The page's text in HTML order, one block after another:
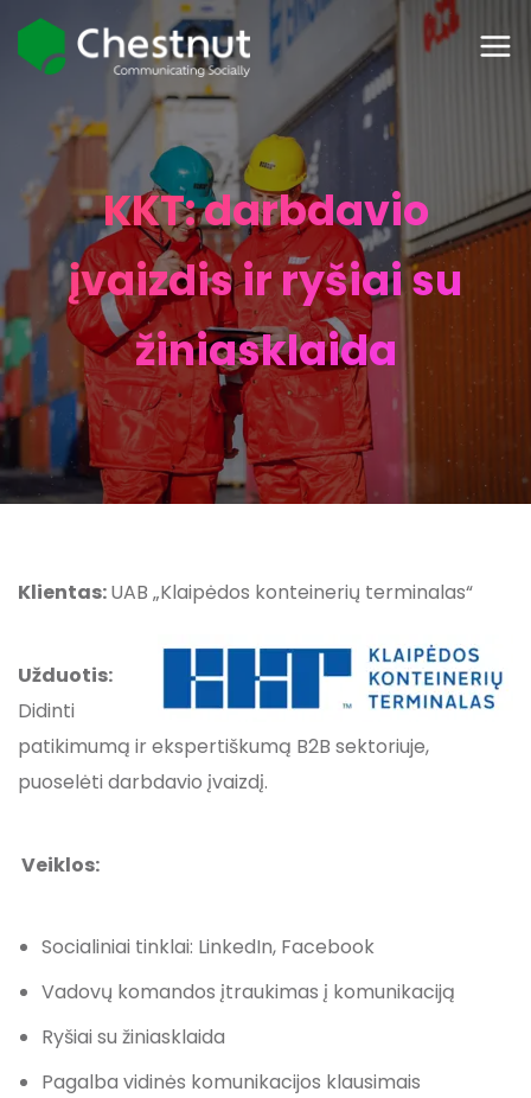
KKT: darbdavio
įvaizdis ir ryšiai su
žiniasklaida
Klientas:UAB „Klaipėdos konteinerių terminalas“
Užduotis:
Didinti
patikimumą ir ekspertiškumą B2B sektoriuje,
puoselėti darbdavio įvaizdį.
Veiklos:
Socialiniai tinklai: LinkedIn, Facebook
Vadovų komandos įtraukimas į komunikaciją
Ryšiai su žiniasklaida
Pagalba vidinės komunikacijos klausimais